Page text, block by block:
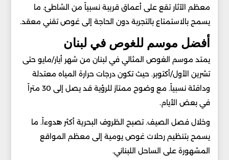
معظم الآثار تقع على أعماق قريبة نسبياً من الشاطئ. ما
يسمح بالاستمتاع بالتجربة دون الحاجة إلى غوص تقني معقد.
أفضل موسم للغوص في لبنان
يمتد موسم الغوص المثالي في لبنان من شهر أيار/مايو حتى
تشرين الأول/أكتوبر. حيث تكون درجات حرارة المياه معتدلة
ودافئة نسبياً. مع وضوح ممتاز للرؤية قد يصل إلى 30 متراً
في بعض الأيام.
وخلال فصل الصيف. تصبح الظروف البحرية أكثر هدوءاً. ما
يسمح بتنظيم رحلات غوص يومية إلى معظم المواقع
المشهورة على الساحل اللبناني.